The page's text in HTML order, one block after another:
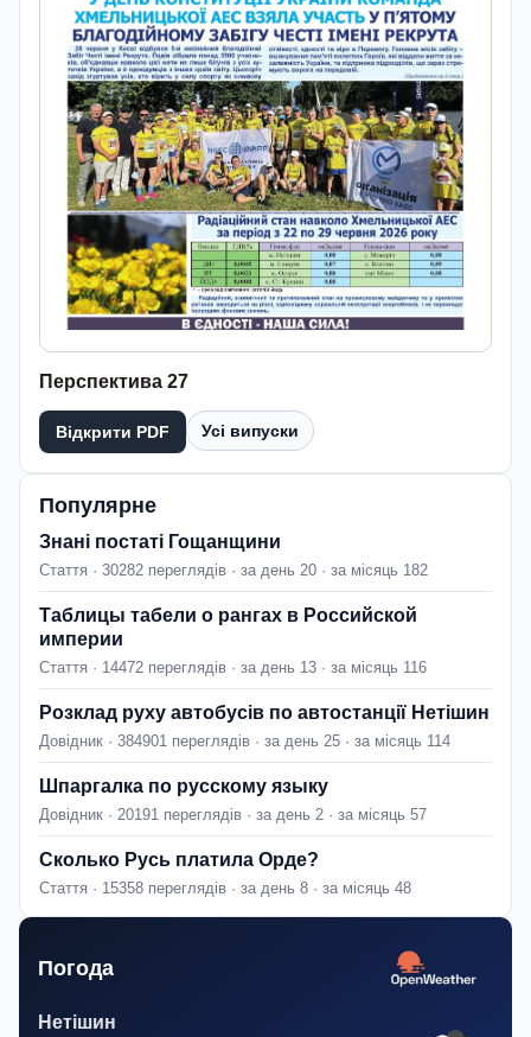
Перспектива 27
Відкрити PDF Усі випуски
Популярне
Знані постаті Гощанщини
Стаття · 30282 переглядів · за день 20 · за місяць 182
Таблицы табели о рангах в Российской
империи
Стаття · 14472 переглядів · за день 13 · за місяць 116
Розклад руху автобусів по автостанції Нетішин
Довідник · 384901 переглядів · за день 25 · за місяць 114
Шпаргалка по русскому языку
Довідник · 20191 переглядів · за день 2 · за місяць 57
Сколько Русь платила Орде?
Стаття · 15358 переглядів · за день 8 · за місяць 48
Погода
Нетішин